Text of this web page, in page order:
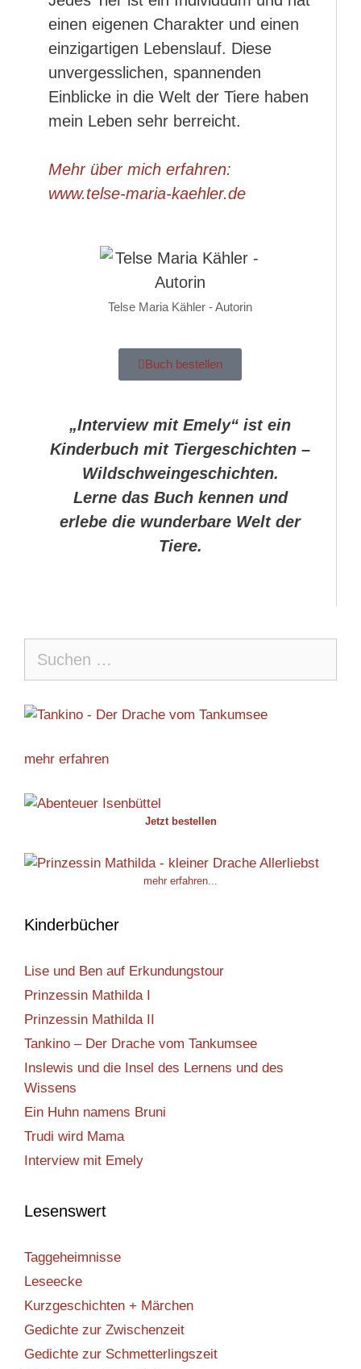
einen eigenen Charakter und einen
einzigartigen Lebenslauf. Diese
unvergesslichen, spannenden
Einblicke in die Welt der Tiere haben
mein Leben sehr berreicht.
Mehr über mich erfahren:
www.telse-maria-kaehler.de
Telse Maria Kähler - Autorin
Buch bestellen
„Interview mit Emely“ ist ein
Kinderbuch mit Tiergeschichten –
Wildschweingeschichten.
Lerne das Buch kennen und
erlebe die wunderbare Welt der
Tiere.
mehr erfahren
Jetzt bestellen
mehr erfahren...
Kinderbücher
Lise und Ben auf Erkundungstour
Prinzessin Mathilda I
Prinzessin Mathilda II
Tankino – Der Drache vom Tankumsee
Inslewis und die Insel des Lernens und des
Wissens
Ein Huhn namens Bruni
Trudi wird Mama
Interview mit Emely
Lesenswert
Taggeheimnisse
Leseecke
Kurzgeschichten + Märchen
Gedichte zur Zwischenzeit
Gedichte zur Schmetterlingszeit